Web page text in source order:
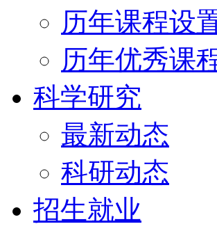
历年课程设
历年优秀课
科学研究
最新动态
科研动态
招生就业